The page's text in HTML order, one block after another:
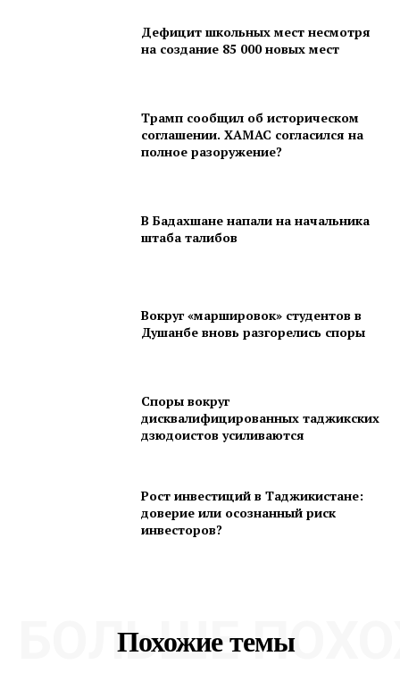
Дефицит школьных мест несмотря
на создание 85 000 новых мест
Трамп сообщил об историческом
соглашении. ХАМАС согласился на
полное разоружение?
В Бадахшане напали на начальника
штаба талибов
Вокруг «маршировок» студентов в
Душанбе вновь разгорелись споры
Споры вокруг
дисквалифицированных таджикских
дзюдоистов усиливаются
Рост инвестиций в Таджикистане:
доверие или осознанный риск
инвесторов?
Похожие темы
БОЛЬШЕ